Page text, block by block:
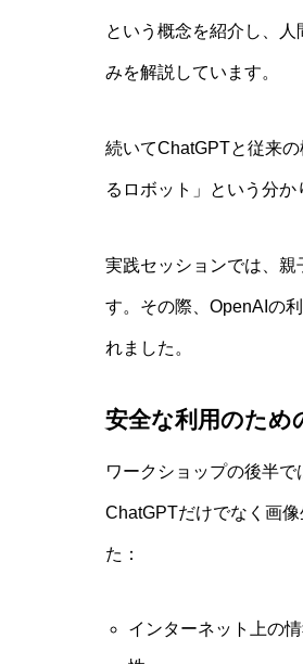
という概念を紹介し、
みを解説しています。
続いてChatGPTと従来
るロボット」という分か
実践セッションでは、親
す。その際、OpenAIの
れました。
安全な利用のため
ワークショップの後半
ChatGPTだけでなく画
た：
インターネット上の